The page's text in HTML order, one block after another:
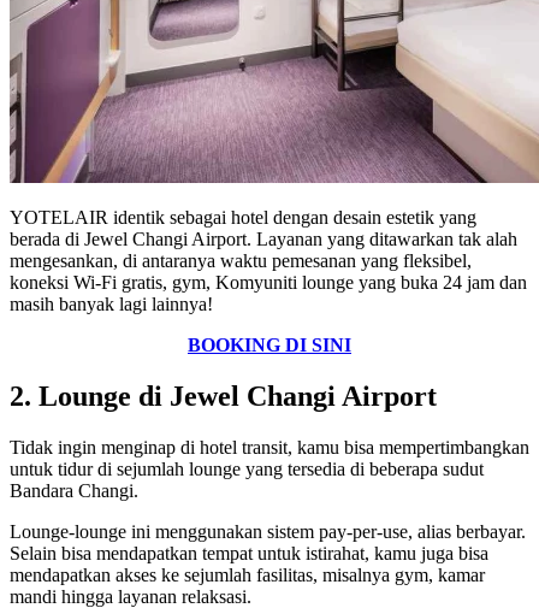
YOTELAIR identik sebagai hotel dengan desain estetik yang
berada di Jewel Changi Airport. Layanan yang ditawarkan tak alah
mengesankan, di antaranya waktu pemesanan yang fleksibel,
koneksi Wi-Fi gratis, gym, Komyuniti lounge yang buka 24 jam dan
masih banyak lagi lainnya!
BOOKING DI SINI
2. Lounge di Jewel Changi Airport
Tidak ingin menginap di hotel transit, kamu bisa mempertimbangkan
untuk tidur di sejumlah lounge yang tersedia di beberapa sudut
Bandara Changi.
Lounge-lounge ini menggunakan sistem pay-per-use, alias berbayar.
Selain bisa mendapatkan tempat untuk istirahat, kamu juga bisa
mendapatkan akses ke sejumlah fasilitas, misalnya gym, kamar
mandi hingga layanan relaksasi.